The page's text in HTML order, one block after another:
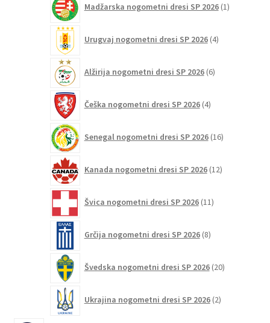
Madžarska nogometni dresi SP 2026 1izdelek
Urugvaj nogometni dresi SP 2026 4izdelki
Alžirija nogometni dresi SP 2026 6izdelkov
Češka nogometni dresi SP 2026 4izdelki
Senegal nogometni dresi SP 2026 16izdelkov
Kanada nogometni dresi SP 2026 12izdelkov
Švica nogometni dresi SP 2026 11izdelkov
Grčija nogometni dresi SP 2026 8izdelkov
Švedska nogometni dresi SP 2026 20izdelkov
Ukrajina nogometni dresi SP 2026 2izdelka